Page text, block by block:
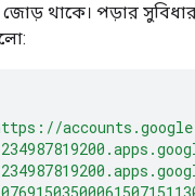
থাকে। পড়ার